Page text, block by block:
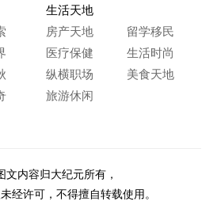
生活天地
房产天地
留学移民
医疗保健
生活时尚
纵横职场
美食天地
旅游休闲
文内容归大纪元所有，
经许可，不得擅自转载使用。